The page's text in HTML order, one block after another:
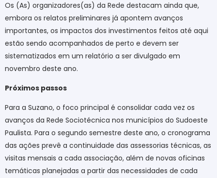
Os (As) organizadores(as) da Rede destacam ainda que,
embora os relatos preliminares já apontem avanços
importantes, os impactos dos investimentos feitos até aqui
estão sendo acompanhados de perto e devem ser
sistematizados em um relatório a ser divulgado em
novembro deste ano.
Próximos passos
Para a Suzano, o foco principal é consolidar cada vez os
avanços da Rede Sociotécnica nos municípios do Sudoeste
Paulista. Para o segundo semestre deste ano, o cronograma
das ações prevê a continuidade das assessorias técnicas, as
visitas mensais a cada associação, além de novas oficinas
temáticas planejadas a partir das necessidades de cada